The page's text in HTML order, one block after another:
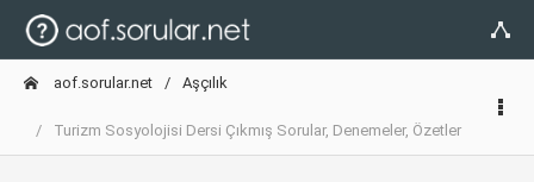
aof.sorular.net Aşçılık
Turizm Sosyolojisi Dersi Çıkmış Sorular, Denemeler, Özetler